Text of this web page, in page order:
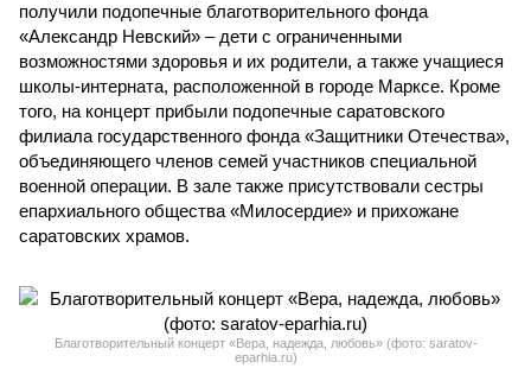
получили подопечные благотворительного фонда
«Александр Невский» – дети с ограниченными
возможностями здоровья и их родители, а также учащиеся
школы-интерната, расположенной в городе Марксе. Кроме
того, на концерт прибыли подопечные саратовского
филиала государственного фонда «Защитники Отечества»,
объединяющего членов семей участников специальной
военной операции. В зале также присутствовали сестры
епархиального общества «Милосердие» и прихожане
саратовских храмов.
Благотворительный концерт «Вера, надежда, любовь» (фото: saratov-
eparhia.ru)